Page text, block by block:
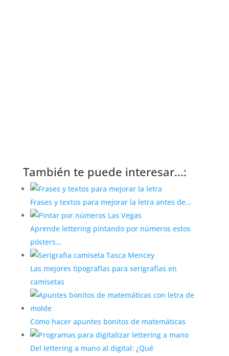
También te puede interesar...:
Frases y textos para mejorar la letra antes de…
Aprende lettering pintando por números estos
pósters…
Las mejores tipografías para serigrafías en
camisetas
Cómo hacer apuntes bonitos de matemáticas
Del lettering a mano al digital: ¿Qué